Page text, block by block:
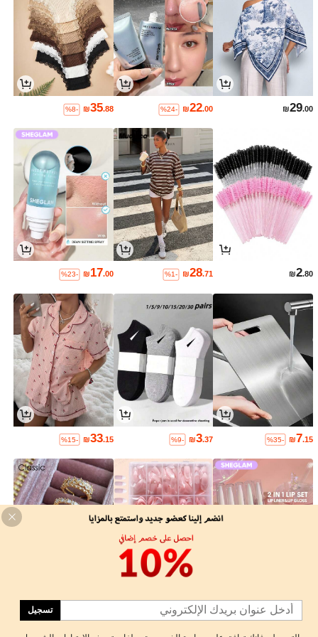
₪29.00
₪22.00
%24-
₪35.88
%8-
₪2.80
₪28.71
%1-
₪17.00
%23-
₪7.15
%35-
₪3.37
%9-
₪33.15
%15-
₪ 7.65
₪8.11
18
تسجيل